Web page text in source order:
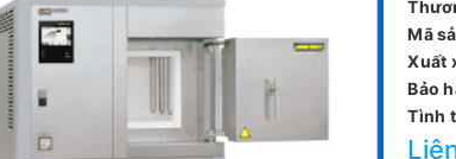
Mã
Xuất
Bảo
Tình